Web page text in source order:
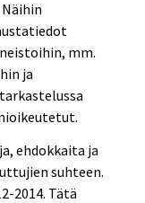
mm.
ja
ehdokkaita ja
suhteen.
2014. Tätä